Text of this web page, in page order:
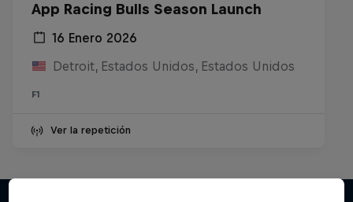
App Racing Bulls Season Launch
16 Enero 2026
Detroit, Estados Unidos, Estados Unidos
F1
Ver la repetición